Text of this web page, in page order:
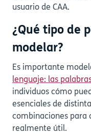
usuario de CAA.
¿Qué tipo de
modelar?
Es importante
lenguaje: las
individuos cómo
esenciales de
combinaciones para
realmente útil.